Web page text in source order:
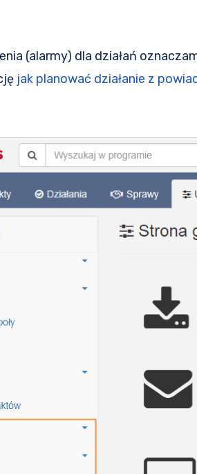
(alarmy) dla działań
jak planować działanie z